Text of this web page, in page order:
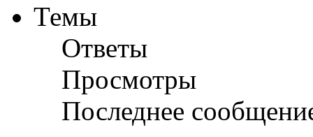
Темы
Ответы
Просмотры
Последнее